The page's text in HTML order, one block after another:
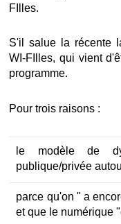
FIlles.
S'il salue la récente
WI-FIlles, qui vient
programme.
Pour trois raisons :
le modèle de
publique/privée
parce qu'on " a
et que le numérique